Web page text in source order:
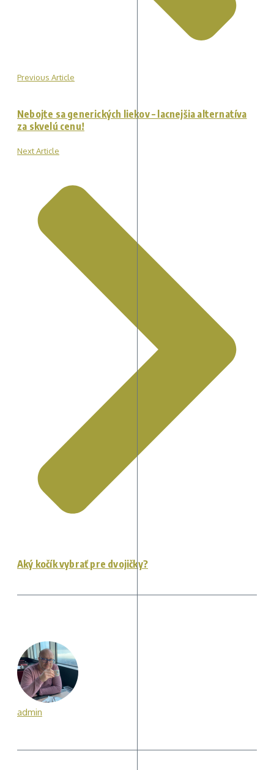
Previous Article
Nebojte sa generických liekov – lacnejšia alternatíva
za skvelú cenu!
Next Article
Aký kočík vybrať pre dvojičky?
admin